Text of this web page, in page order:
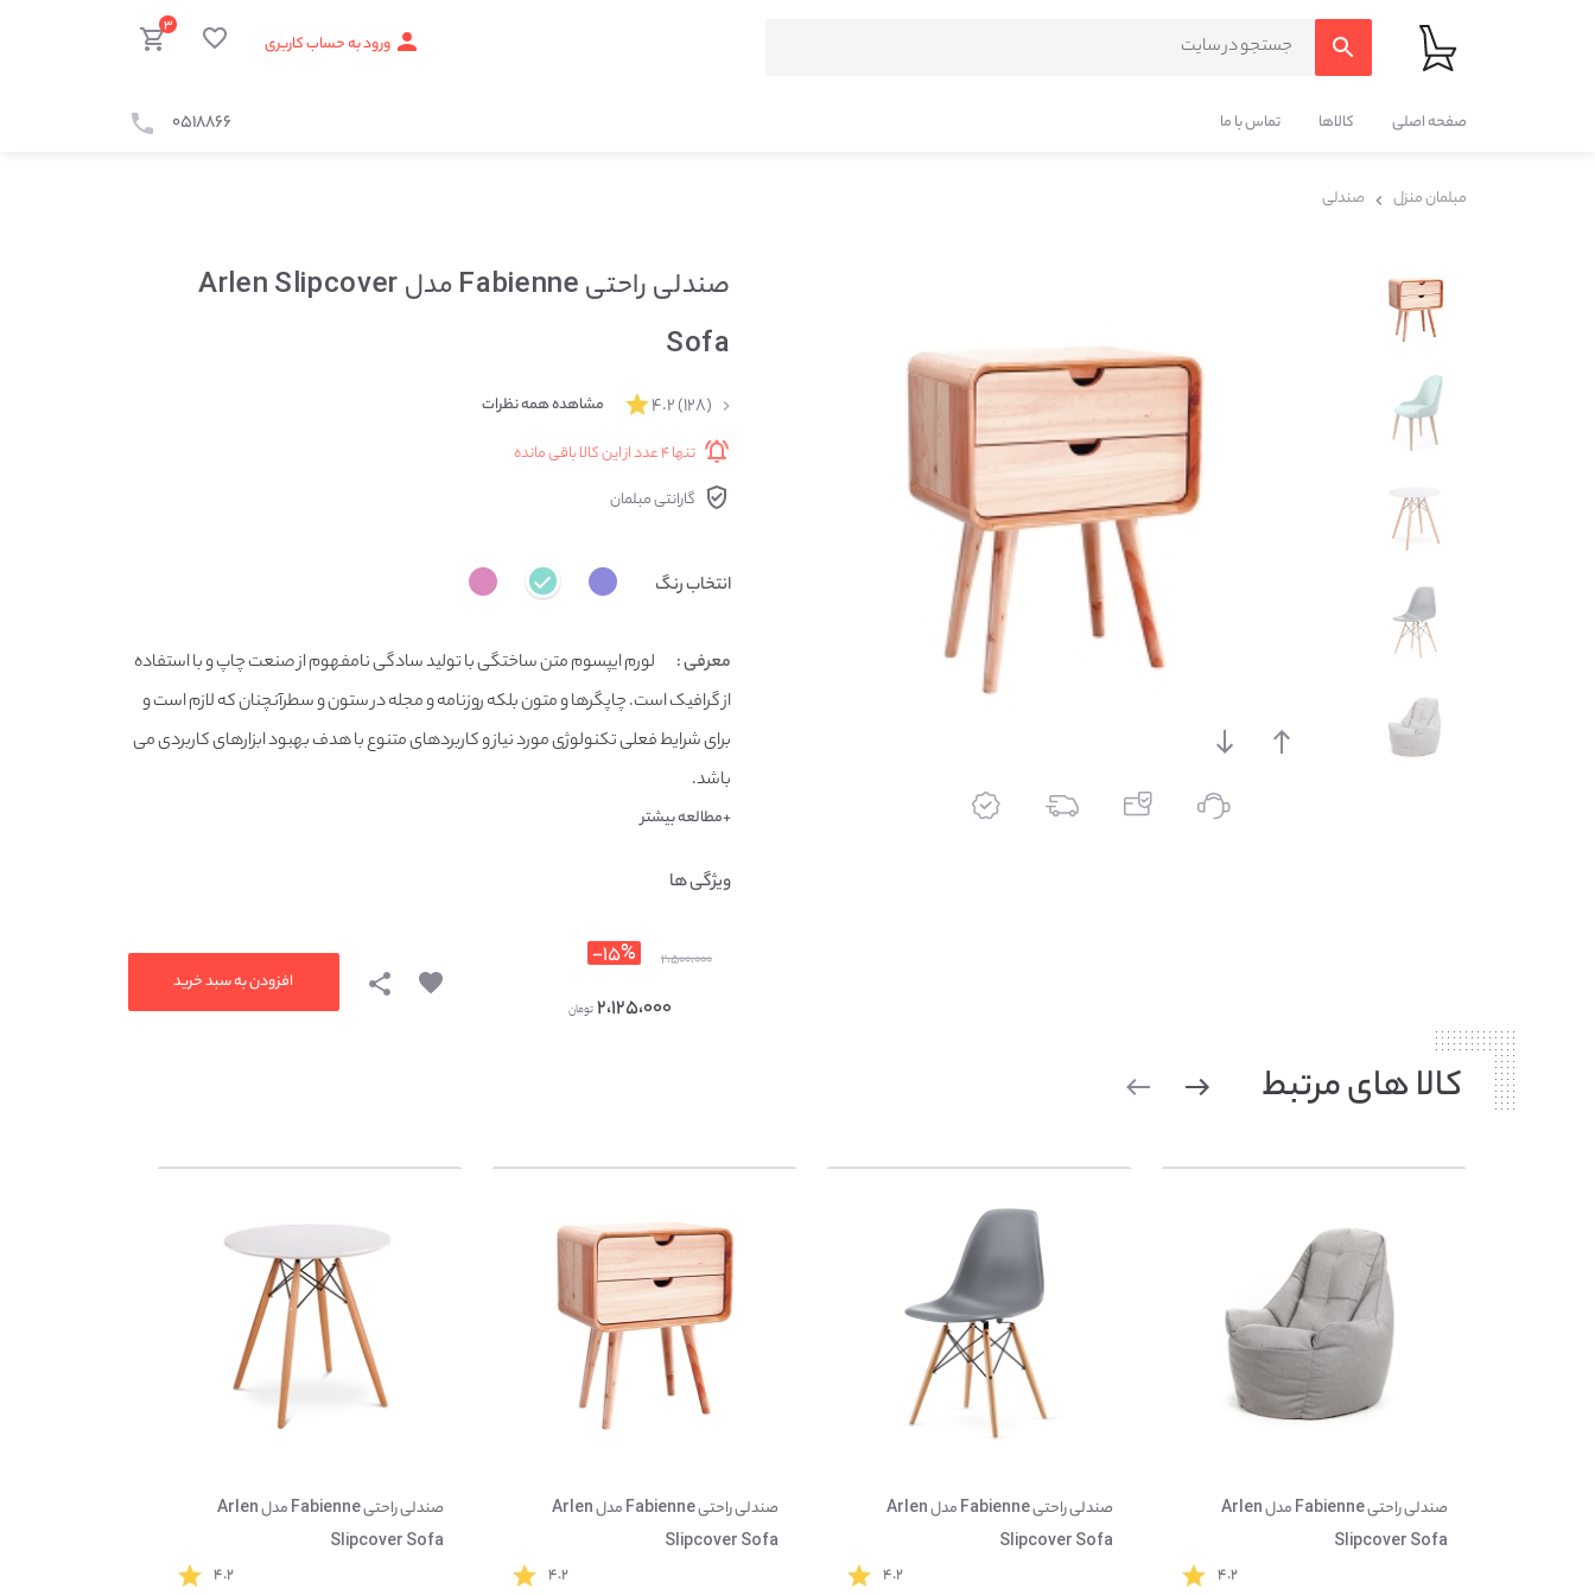
ورود به حساب کاربری
۳
صفحه اصلی کالاها تماس با ما ۰۵۱۸۸۶۶
مبلمان منزل صندلی
صندلی راحتی Fabienne مدل Arlen Slipcover
Sofa
(۱۲۸)
مشاهده همه نظرات
تنها ۴ عدد از این کالا باقی مانده
گارانتی مبلمان
انتخاب رنگ
معرفی :
لورم ایپسوم متن ساختگی با تولید سادگی نامفهوم از صنعت چاپ و با استفاده
از گرافیک است. چاپگرها و متون بلکه روزنامه و مجله در ستون و سطرآنچنان که لازم است و
برای شرایط فعلی تکنولوژی مورد نیاز و کاربردهای متنوع با هدف بهبود ابزارهای کاربردی می
باشد.
+مطالعه بیشتر
ویژگی ها
۱۵%- ۲،۵۰۰،۰۰۰
۲،۱۲۵،۰۰۰ تومان
افزودن به سبد خرید
کالا های مرتبط
صندلی راحتی Fabienne مدل Arlen
Slipcover Sofa
۴.۲
صندلی راحتی Fabienne مدل Arlen
Slipcover Sofa
۴.۲
صندلی راحتی Fabienne مدل Arlen
Slipcover Sofa
۴.۲
صندلی راحتی Fabienne مدل Arlen
Slipcover Sofa
۴.۲